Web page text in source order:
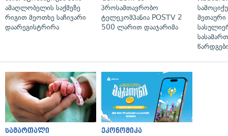
ამაღლობელის საქმეზე
რიგით მეოთხე საჩივარი
დაარეგისტრირა
პროსამთავრობო
ტელეკომპანია POSTV 2
500 ლარით დააჯარიმა
მეთაური
სამართალი ეკონომიკა